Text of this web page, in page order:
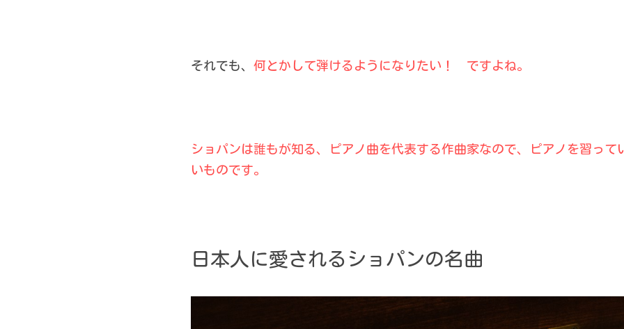
それでも、 何とかして弾けるようになりたい！　ですよね。
ショパンは誰もが知る、ピアノ曲を代表する作曲家なので、ピアノを習って
いものです。
日本人に愛されるショパンの名曲